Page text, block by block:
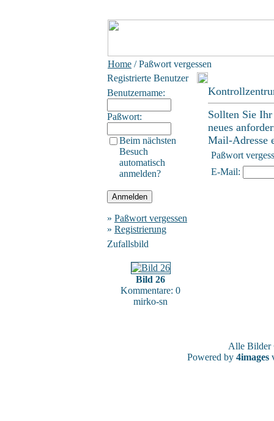
Home / Paßwort vergessen
Registrierte Benutzer
Benutzername:
Paßwort:
Beim nächsten
Besuch
automatisch
anmelden?
» Paßwort vergessen
» Registrierung
Zufallsbild
Bild 26
Kommentare: 0
mirko-sn
Sollten Sie
neues
Mail-Adresse
Paßwort
E-Mail:
Alle
Powered by 4images